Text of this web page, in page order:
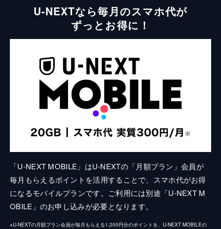
U-NEXTなら毎月のスマホ代が
ずっとお得に！
「U-NEXT MOBILE」はU-NEXTの「月額プラン」会員が
毎月もらえるポイントを活用することで、スマホ代がお得
になるモバイルプランです。ご利用には別途「U-NEXT M
OBILE」のお申し込みが必要となります。
※U-NEXTの月額プラン会員が毎月もらえる1,200円分のポイントを、U-NEXT MOBILEの